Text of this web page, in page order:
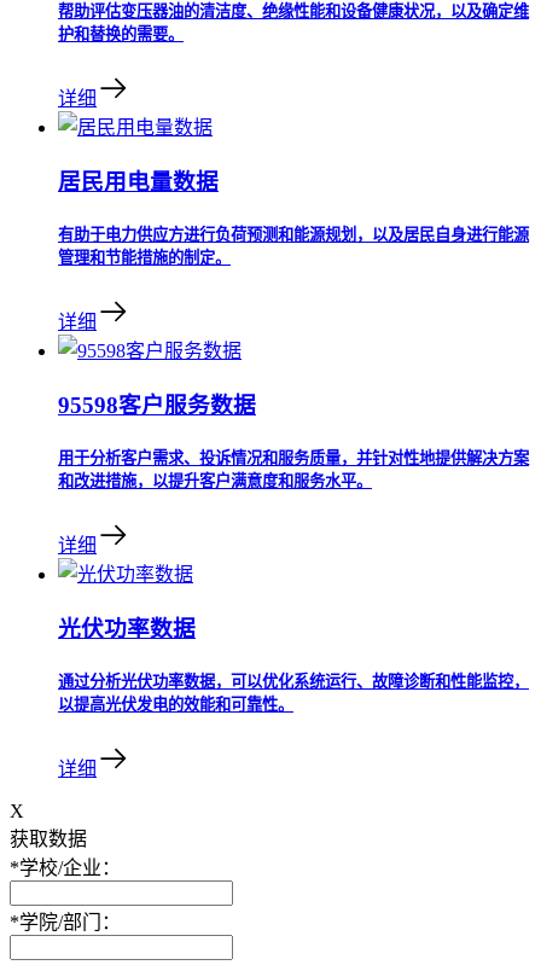
帮助评估变压器油的清洁度、绝缘性能和设备健康状况，以及确定维
护和替换的需要。
详细
居民用电量数据
有助于电力供应方进行负荷预测和能源规划，以及居民自身进行能源
管理和节能措施的制定。
详细
95598客户服务数据
用于分析客户需求、投诉情况和服务质量，并针对性地提供解决方案
和改进措施，以提升客户满意度和服务水平。
详细
光伏功率数据
通过分析光伏功率数据，可以优化系统运行、故障诊断和性能监控，
以提高光伏发电的效能和可靠性。
详细
X
获取数据
*学校/企业：
*学院/部门：